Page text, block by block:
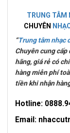
TRUNG TÂM
CHUYÊN
“Trung tâm nhạc
Chuyên cung cấp
hãng, giá rẻ có
hàng miễn phí
tiền khi nhận
Hotline: 0
Email: